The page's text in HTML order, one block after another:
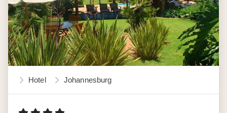
Hotel Johannesburg